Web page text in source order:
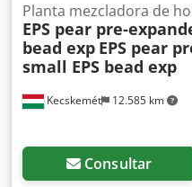
Kecskemét 12.585 km
Planta mezcladora de
EPS pear pre-
bead exp EPS pear
small EPS bead exp
Consultar